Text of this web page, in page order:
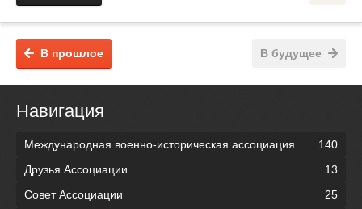
В будущее
В прошлое
Навигация
Международная военно-историческая ассоциация
140
Друзья Ассоциации
13
Совет Ассоциации
25